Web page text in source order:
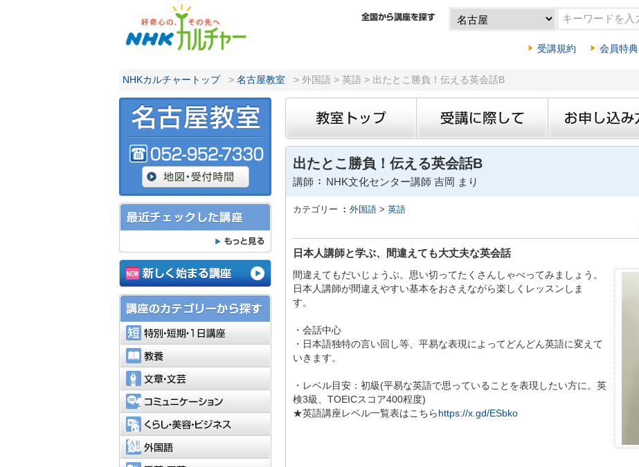
受講規約 会員特典
NHKカルチャートップ > 名古屋教室 > 外国語 > 英語 > 出たとこ勝負！伝える英会話B
出たとこ勝負！伝える英会話B
講師 NHK文化センター講師 吉岡 まり
カテゴリー 外国語> 英語
日本人講師と学ぶ、間違えても大丈夫な英会話
間違えてもだいじょうぶ。思い切ってたくさんしゃべってみましょう。
日本人講師が間違えやすい基本をおさえながら楽しくレッスンしま
す。
・会話中心
・日本語独特の言い回し等、平易な表現によってどんどん英語に変えて
いきます。
・レベル目安：初級(平易な英語で思っていることを表現したい方に。英
検3級、TOEICスコア400程度)
★英語講座レベル一覧表はこちらhttps://x.gd/ESbko
特別・短期・1日講座
コミュニケーション
くらし・美容・ビジネス